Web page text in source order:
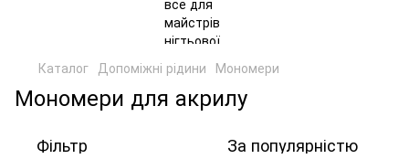
Каталог Допоміжні рідини Мономери
Мономери для акрилу
Фільтр За популярністю